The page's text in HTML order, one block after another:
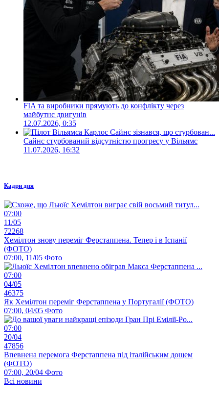
FIA та виробники прямують до конфлікту через
майбутнє двигунів
12.07.2026, 0:35
Сайнс стурбований відсутністю прогресу у Вільямс
11.07.2026, 16:32
Кадри дня
07:00
11/05
72268
Хемілтон знову переміг Ферстаппена. Тепер і в Іспанії
(ФОТО)
07:00, 11/05 Фото
07:00
04/05
46375
Як Хемілтон переміг Ферстаппена у Португалії (ФОТО)
07:00, 04/05 Фото
07:00
20/04
47856
Впевнена перемога Ферстаппена під італійським дощем
(ФОТО)
07:00, 20/04 Фото
Всі новини